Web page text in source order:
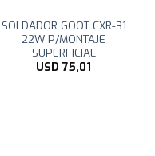
SOLDADOR GOOT CXR-31
22W P/MONTAJE
SUPERFICIAL
USD 75,01